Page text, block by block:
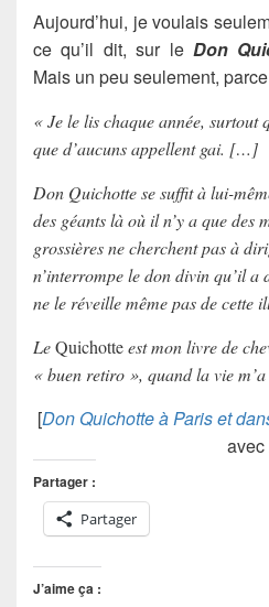
Aujourd’hui, je voulais
ce qu’il dit, sur le Don
Mais un peu seulement,
« Je le lis chaque année, surtout
que d’aucuns appellent gai. […]
Don Quichotte se suffit à lui-
des géants là où il n’y a que des
grossières ne cherchent pas à
n’interrompe le don divin qu’il a
ne le réveille même pas de
LeQuichotteest mon livre de
« buen retiro », quand la vie m’a
[Don Quichotte à Paris et
avec
Partager :
Partager
J’aime ça :